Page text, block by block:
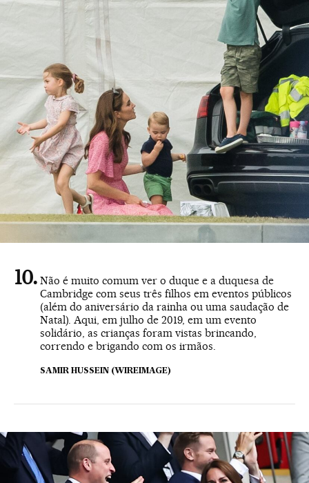
Não é muito comum ver o duque e a duquesa de
Cambridge com seus três filhos em eventos públicos
(além do aniversário da rainha ou uma saudação de
Natal). Aqui, em julho de 2019, em um evento
solidário, as crianças foram vistas brincando,
correndo e brigando com os irmãos.
SAMIR HUSSEIN (WIREIMAGE)